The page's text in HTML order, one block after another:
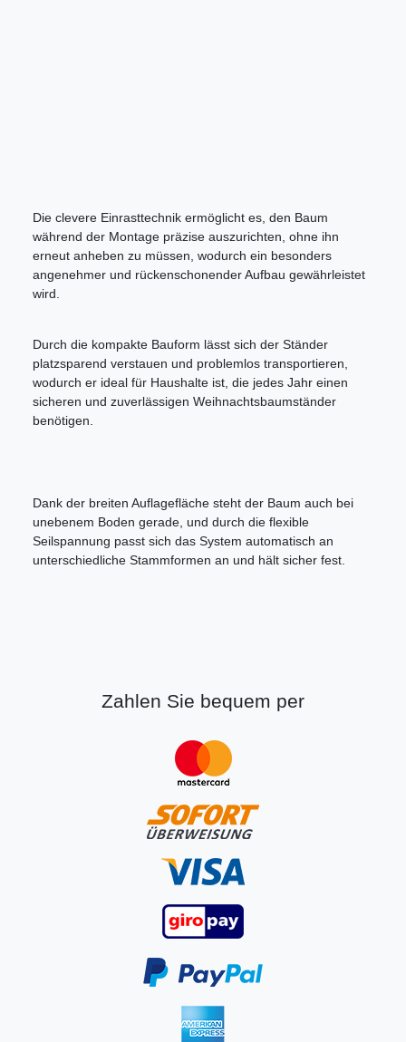
Die clevere Einrasttechnik ermöglicht es, den Baum
während der Montage präzise auszurichten, ohne ihn
erneut anheben zu müssen, wodurch ein besonders
angenehmer und rückenschonender Aufbau gewährleistet
wird.
Durch die kompakte Bauform lässt sich der Ständer
platzsparend verstauen und problemlos transportieren,
wodurch er ideal für Haushalte ist, die jedes Jahr einen
sicheren und zuverlässigen Weihnachtsbaumständer
benötigen.
Dank der breiten Auflagefläche steht der Baum auch bei
unebenem Boden gerade, und durch die flexible
Seilspannung passt sich das System automatisch an
unterschiedliche Stammformen an und hält sicher fest.
Zahlen Sie bequem per